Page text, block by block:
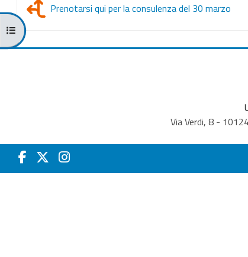
Kursindex öffnen
Prenotarsi qui per la consulenza del 30 marzo
Via Verdi, 8 -